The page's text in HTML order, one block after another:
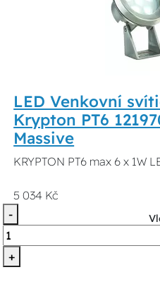
LED Venkovní
Krypton PT6
Massive
KRYPTON PT6 max 6 x 1W
5 034 Kč
-
+